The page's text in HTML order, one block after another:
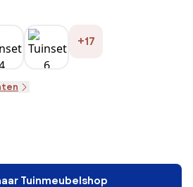
+17
Tuinmeubelshop